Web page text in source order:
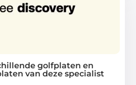
golfplaten en
van deze specialist